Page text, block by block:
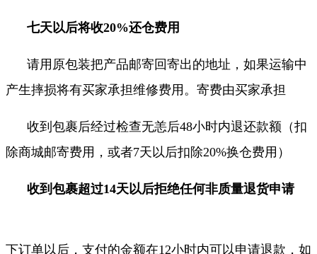
七天以后将收20%还仓费用
请用原包装把产品邮寄回寄出的地址，如果运输中
产生摔损将有买家承担维修费用。寄费由买家承担
收到包裹后经过检查无恙后48小时内退还款额（扣
除商城邮寄费用，或者7天以后扣除20%换仓费用 ）
收到包裹超过14天以后拒绝任何非质量退货申请
下订单以后，支付的金额在12小时内可以申请退款，如